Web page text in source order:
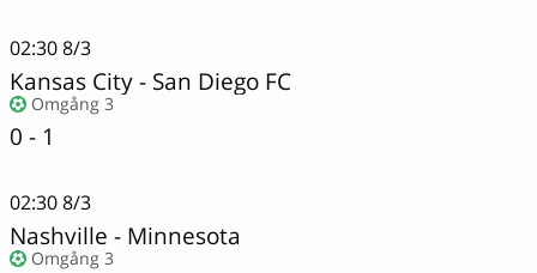
02:308/3
Kansas City- San Diego FC
Omgång 3
0 - 1
02:308/3
Nashville - Minnesota
Omgång 3